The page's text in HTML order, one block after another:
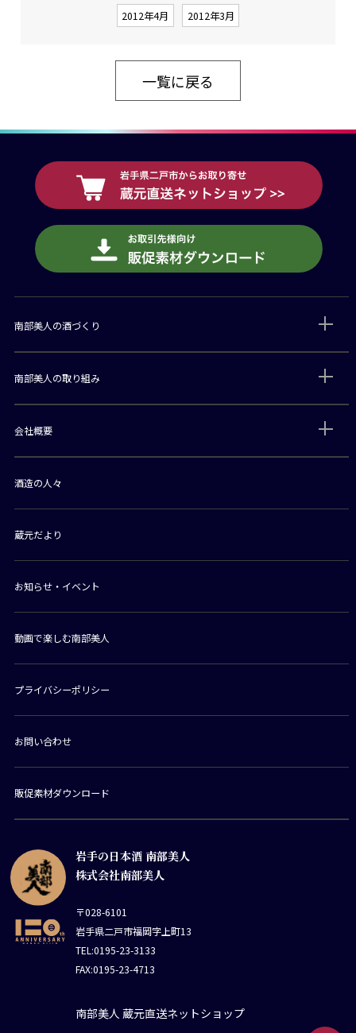
2012年4月 2012年3月
一覧に戻る
岩手の日本酒 南部美人
株式会社南部美人
〒028-6101
岩手県二戸市福岡字上町13
TEL:0195-23-3133
FAX:0195-23-4713
南部美人 蔵元直送ネットショップ
南部美人の酒づくり
南部美人の取り組み
会社概要
酒造の人々
蔵元だより
お知らせ・イベント
動画で楽しむ南部美人
プライバシーポリシー
お問い合わせ
販促素材ダウンロード